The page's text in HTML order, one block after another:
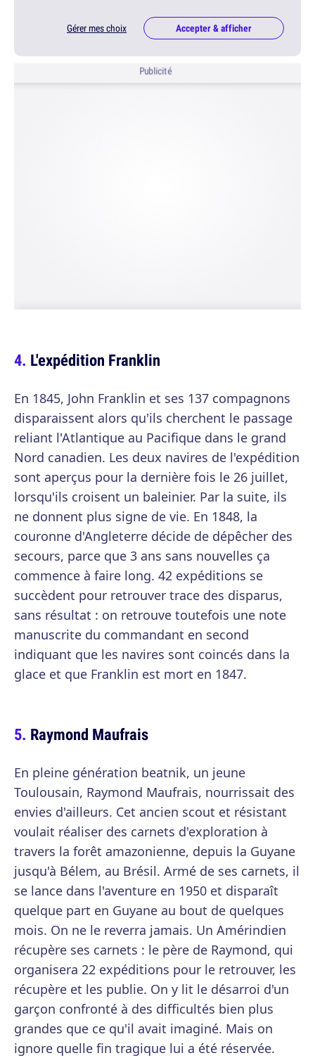
Gérer mes choix Accepter & afficher
Publicité
L'expédition Franklin
En 1845, John Franklin et ses 137 compagnons
disparaissent alors qu'ils cherchent le passage
reliant l'Atlantique au Pacifique dans le grand
Nord canadien. Les deux navires de l'expédition
sont aperçus pour la dernière fois le 26 juillet,
lorsqu'ils croisent un baleinier. Par la suite, ils
ne donnent plus signe de vie. En 1848, la
couronne d'Angleterre décide de dépêcher des
secours, parce que 3 ans sans nouvelles ça
commence à faire long. 42 expéditions se
succèdent pour retrouver trace des disparus,
sans résultat : on retrouve toutefois une note
manuscrite du commandant en second
indiquant que les navires sont coincés dans la
glace et que Franklin est mort en 1847.
Raymond Maufrais
En pleine génération beatnik, un jeune
Toulousain, Raymond Maufrais, nourrissait des
envies d'ailleurs. Cet ancien scout et résistant
voulait réaliser des carnets d'exploration à
travers la forêt amazonienne, depuis la Guyane
jusqu'à Bélem, au Brésil. Armé de ses carnets, il
se lance dans l'aventure en 1950 et disparaît
quelque part en Guyane au bout de quelques
mois. On ne le reverra jamais. Un Amérindien
récupère ses carnets : le père de Raymond, qui
organisera 22 expéditions pour le retrouver, les
récupère et les publie. On y lit le désarroi d'un
garçon confronté à des difficultés bien plus
grandes que ce qu'il avait imaginé. Mais on
ignore quelle fin tragique lui a été réservée.